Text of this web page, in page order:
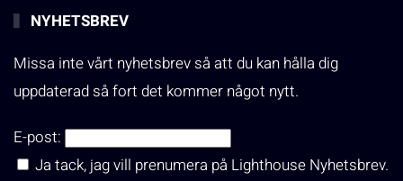
NYHETSBREV
Missa inte vårt nyhetsbrev så att du kan hålla dig
uppdaterad så fort det kommer något nytt.
E-post:
Ja tack, jag vill prenumera på Lighthouse Nyhetsbrev.